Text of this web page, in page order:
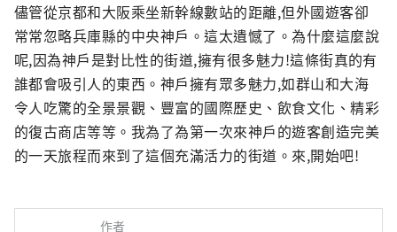
儘管從京都和大阪乘坐新幹線數站的距離,但外國遊客卻
常常忽略兵庫縣的中央神戶。這太遺憾了。為什麼這麼說
呢,因為神戶是對比性的街道,擁有很多魅力!這條街真的有
誰都會吸引人的東西。神戶擁有眾多魅力,如群山和大海
令人吃驚的全景景觀、豐富的國際歷史、飲食文化、精彩
的復古商店等等。我為了為第一次來神戶的遊客創造完美
的一天旅程而來到了這個充滿活力的街道。來,開始吧!
作者